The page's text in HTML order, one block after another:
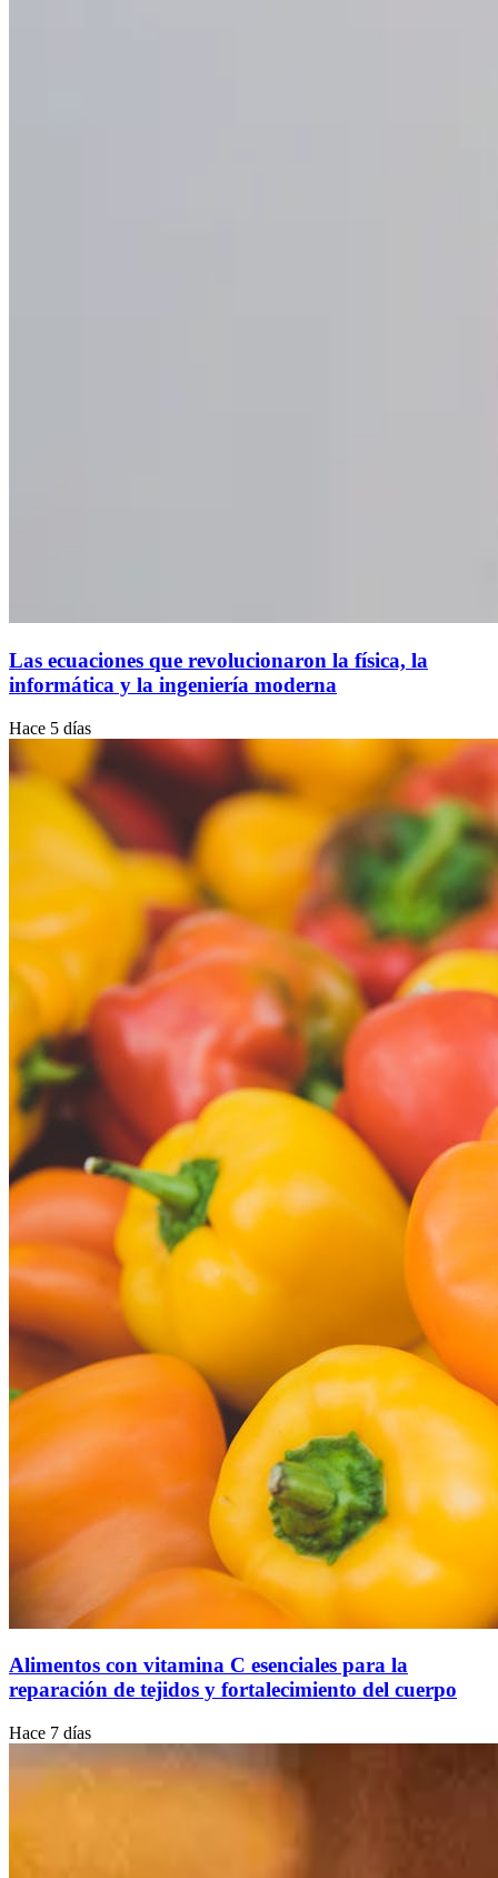
Las ecuaciones que revolucionaron la física, la
informática y la ingeniería moderna
Hace 5 días
Alimentos con vitamina C esenciales para la
reparación de tejidos y fortalecimiento del cuerpo
Hace 7 días